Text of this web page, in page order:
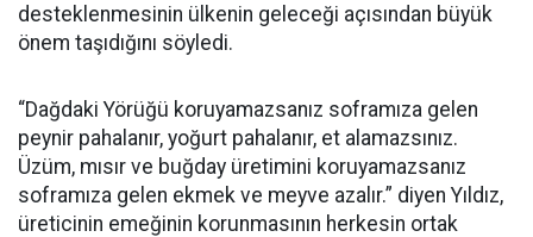
desteklenmesinin ülkenin geleceği açısından büyük
önem taşıdığını söyledi.
“Dağdaki Yörüğü koruyamazsanız soframıza gelen
peynir pahalanır, yoğurt pahalanır, et alamazsınız.
Üzüm, mısır ve buğday üretimini koruyamazsanız
soframıza gelen ekmek ve meyve azalır.” diyen Yıldız,
üreticinin emeğinin korunmasının herkesin ortak